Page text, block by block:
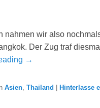
nahmen wir also
Der Zug traf diesmal
→
Asien ,Thailand
Hinterlasse